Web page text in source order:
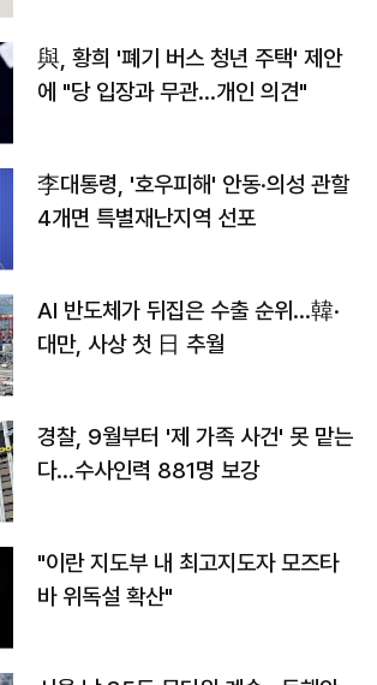
與, 황희 '폐기 버스 청년 주택' 제안
에 "당 입장과 무관…개인 의견"
李대통령, '호우피해' 안동·의성 관할
4개면 특별재난지역 선포
AI 반도체가 뒤집은 수출 순위…韓·
대만, 사상 첫 日 추월
경찰, 9월부터 '제 가족 사건' 못 맡는
다…수사인력 881명 보강
"이란 지도부 내 최고지도자 모즈타
바 위독설 확산"